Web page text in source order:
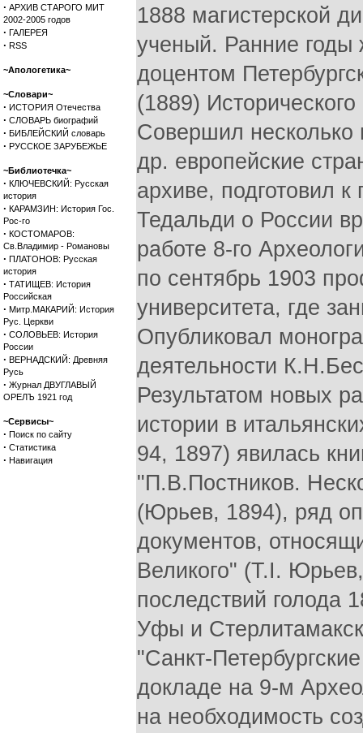
· АРХИВ СТАРОГО МИТ
2002-2005 годов
· ГАЛЕРЕЯ
· RSS
~Апологетика~
~Словари~
· ИСТОРИЯ Отечества
· СЛОВАРЬ биографий
· БИБЛЕЙСКИЙ словарь
· РУССКОЕ ЗАРУБЕЖЬЕ
~Библиотечка~
· КЛЮЧЕВСКИЙ: Русская
история
· КАРАМЗИН: История Гос.
Рос-го
· КОСТОМАРОВ:
Св.Владимир - Романовы
· ПЛАТОНОВ: Русская
история
· ТАТИЩЕВ: История
Российская
· Митр.МАКАРИЙ: История
Рус. Церкви
· СОЛОВЬЕВ: История
России
· ВЕРНАДСКИЙ: Древняя
Русь
· Журнал ДВУГЛАВЫЙ
ОРЕЛЪ 1921 год
~Сервисы~
· Поиск по сайту
· Статистика
· Навигация
1888 магистерской
ученый. Ранние годы
доцентом
(1889)
Совершил несколько
др. европейские
архиве, подготовил
Тедальди о России
работе 8-го
по сентябрь 1903
университета, где
Опубликовал
деятельности
Результатом новых
истории в
94, 1897) явилась
"П.В.Постников.
(Юрьев, 1894), ряд
документов,
Великого" (T.I.
последствий голода
Уфы и
"Санкт-
докладе на 9-м
на необходимость